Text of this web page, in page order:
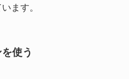
ます。
使う